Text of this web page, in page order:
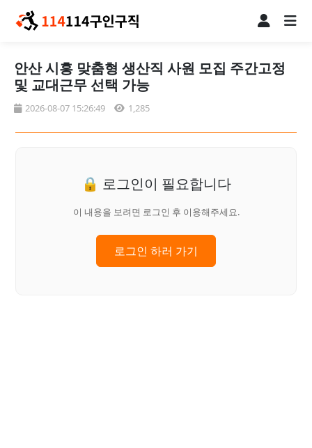
안산 시흥 맞춤형 생산직 사원 모집 주간고정
및 교대근무 선택 가능
2026-08-07 15:26:49 1,285
🔒 로그인이 필요합니다
이 내용을 보려면 로그인 후 이용해주세요.
로그인 하러 가기